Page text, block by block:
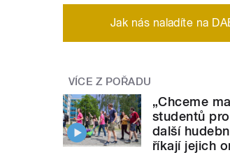
Jak nás naladíte na
VÍCE Z POŘADU
„Chceme
studentů
další
říkají jejich